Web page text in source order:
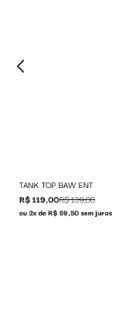
TANK TOP BAW ENT
R$ 119,00R$ 139,00
ou 2x de R$ 59,50 sem juros